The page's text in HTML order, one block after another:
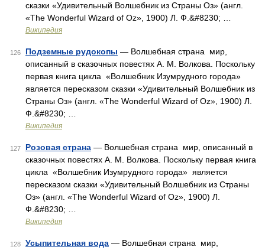
сказки «Удивительный Волшебник из Страны Оз» (англ.
«The Wonderful Wizard of Oz», 1900) Л. Ф.&#8230; …
Википедия
126 Подземные рудокопы — Волшебная страна мир,
описанный в сказочных повестях А. М. Волкова. Поскольку
первая книга цикла «Волшебник Изумрудного города»
является пересказом сказки «Удивительный Волшебник из
Страны Оз» (англ. «The Wonderful Wizard of Oz», 1900) Л.
Ф.&#8230; …
Википедия
127 Розовая страна — Волшебная страна мир, описанный в
сказочных повестях А. М. Волкова. Поскольку первая книга
цикла «Волшебник Изумрудного города» является
пересказом сказки «Удивительный Волшебник из Страны
Оз» (англ. «The Wonderful Wizard of Oz», 1900) Л.
Ф.&#8230; …
Википедия
128 Усыпительная вода — Волшебная страна мир,